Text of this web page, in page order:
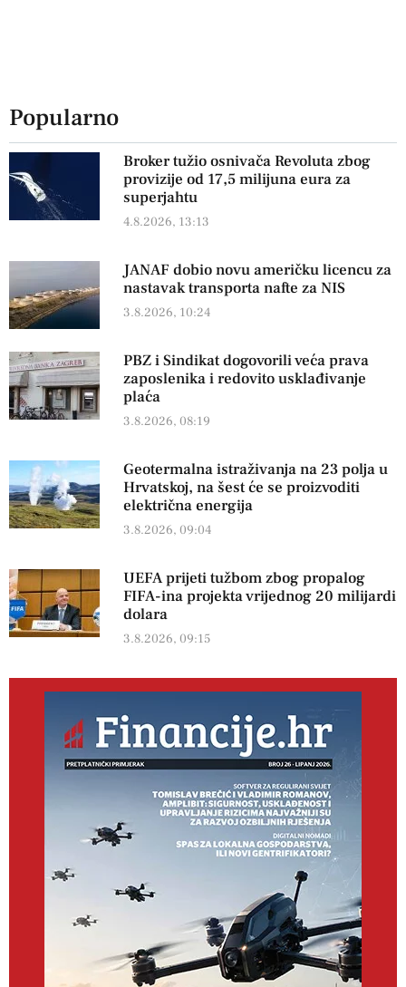
Popularno
Broker tužio osnivača Revoluta zbog
provizije od 17,5 milijuna eura za
superjahtu
4.8.2026, 13:13
JANAF dobio novu američku licencu za
nastavak transporta nafte za NIS
3.8.2026, 10:24
PBZ i Sindikat dogovorili veća prava
zaposlenika i redovito usklađivanje
plaća
3.8.2026, 08:19
Geotermalna istraživanja na 23 polja u
Hrvatskoj, na šest će se proizvoditi
električna energija
3.8.2026, 09:04
UEFA prijeti tužbom zbog propalog
FIFA-ina projekta vrijednog 20 milijardi
dolara
3.8.2026, 09:15